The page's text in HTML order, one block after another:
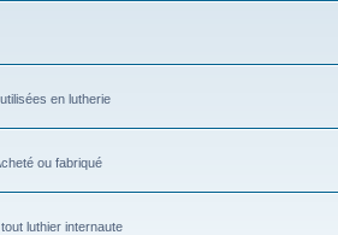
en lutherie
ou fabriqué
luthier internaute